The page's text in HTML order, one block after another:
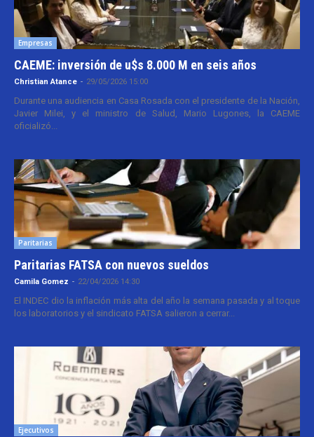
Empresas
CAEME: inversión de u$s 8.000 M en seis años
Christian Atance - 29/05/2026 15:00
Durante una audiencia en Casa Rosada con el presidente de la Nación,
Javier Milei, y el ministro de Salud, Mario Lugones, la CAEME
oficializó...
Paritarias
Paritarias FATSA con nuevos sueldos
Camila Gomez - 22/04/2026 14:30
El INDEC dio la inflación más alta del año la semana pasada y al toque
los laboratorios y el sindicato FATSA salieron a cerrar...
Ejecutivos